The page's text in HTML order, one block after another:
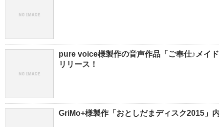
pure voice様製作の音声作品「ご奉仕♪メイ
リリース！
GriMo+様製作「おとしだまディスク2015」